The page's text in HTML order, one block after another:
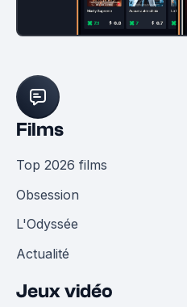
Films
Top 2026 films
Obsession
L'Odyssée
Actualité
Jeux vidéo